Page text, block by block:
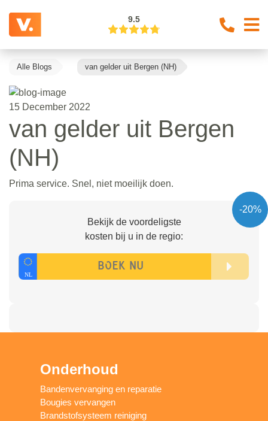
9.5
Alle Blogs van gelder uit Bergen (NH)
15 December 2022
van gelder uit Bergen
(NH)
Prima service. Snel, niet moeilijk doen.
-20%
Bekijk de voordeligste
kosten bij u in de regio:
Onderhoud
Bandenvervanging en reparatie
Bougies vervangen
Brandstofsysteem reiniging